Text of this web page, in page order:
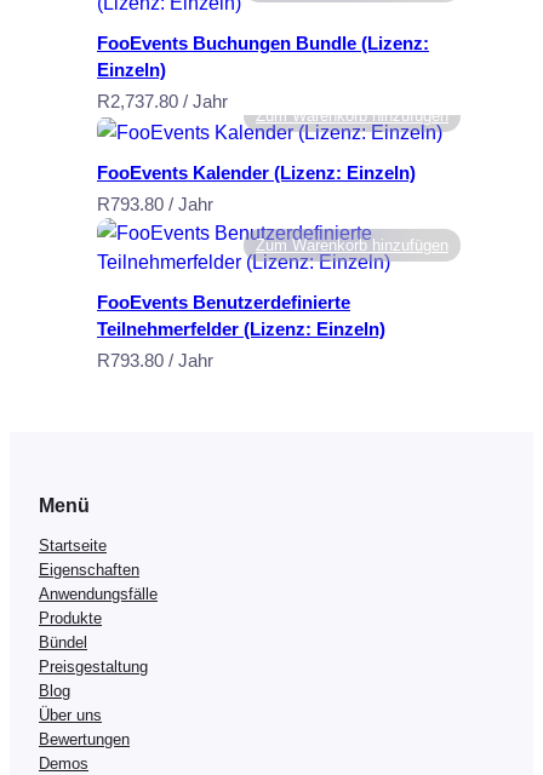
e
n
s
e
:
U
l
i
i
t
e
g
e
FooEvents Buchungen Bundle (Lizenz:
Einzeln)
R2,737.80 / Jahr
Zum Warenkorb hinzufügen
FooEvents Kalender (Lizenz: Einzeln)
R793.80 / Jahr
Zum Warenkorb hinzufügen
FooEvents Benutzerdefinierte
Teilnehmerfelder (Lizenz: Einzeln)
R793.80 / Jahr
Menü
Startseite
Eigenschaften
Anwendungsfälle
Produkte
Bündel
Preisgestaltung
Blog
Über uns
Bewertungen
Demos